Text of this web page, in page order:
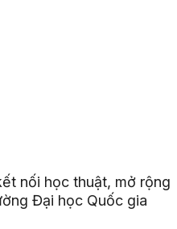
nối học thuật, mở rộng
Đại học Quốc gia